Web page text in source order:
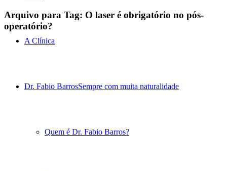
A Clínica
Dr. Fabio BarrosSempre com muita naturalidade
Quem é Dr. Fabio Barros?
Arquivo para Tag: O laser é obrigatório no pós-
operatório?